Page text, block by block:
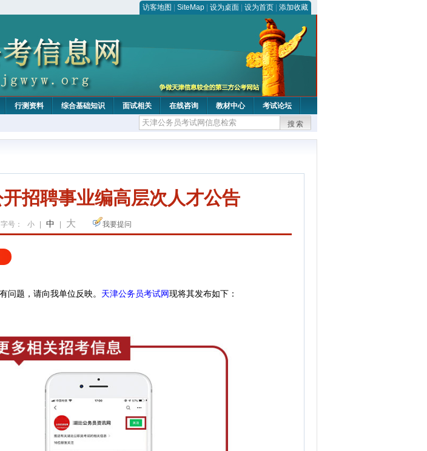
访客地图 SiteMap 设为桌面 设为首页 添加收藏
行测资料 综合基础知识 面试相关 在线咨询 教材中心 考试论坛
搜索
招聘事业编高层次人才公告
字号： 小 中 大 我要提问
问题，请向我单位反映。 天津公务员考试网现将其发布如下：